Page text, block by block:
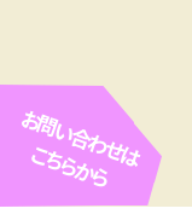
お問い合わせは
こちらから